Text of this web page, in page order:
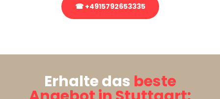
☎ +4915792653335
Erhalte das beste